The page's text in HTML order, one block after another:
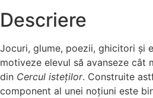
Descriere
Jocuri, glume, poezii, ghicitori şi
motiveze elevul să avanseze cât
din Cercul isteţilor. Construite
component al unei noţiuni este